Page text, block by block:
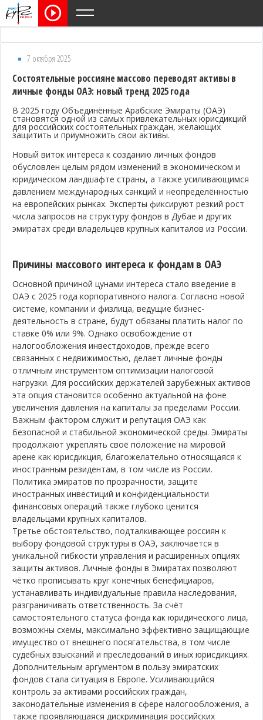
7 октября 2025
Состоятельные россияне массово переводят активы в
личные фонды ОАЭ: новый тренд 2025 года
В 2025 году Объединённые Арабские Эмираты (ОАЭ)
становятся одной из самых привлекательных юрисдикций
для российских состоятельных граждан, желающих
защитить и приумножить свои активы.
Новый виток интереса к созданию личных фондов
обусловлен целым рядом изменений в экономическом и
юридическом ландшафте страны, а также усиливающимся
давлением международных санкций и неопределённостью
на европейских рынках. Эксперты фиксируют резкий рост
числа запросов на структуру фондов в Дубае и других
эмиратах среди владельцев крупных капиталов из России.
Причины массового интереса к фондам в ОАЭ
Основной причиной цунами интереса стало введение в
ОАЭ с 2025 года корпоративного налога. Согласно новой
системе, компании и физлица, ведущие бизнес-
деятельность в стране, будут обязаны платить налог по
ставке 0% или 9%. Однако освобождение от
налогообложения инвестдоходов, прежде всего
связанных с недвижимостью, делает личные фонды
отличным инструментом оптимизации налоговой
нагрузки. Для российских держателей зарубежных активов
эта опция становится особенно актуальной на фоне
увеличения давления на капиталы за пределами России.
Важным фактором служит и репутация ОАЭ как
безопасной и стабильной экономической среды. Эмираты
продолжают укреплять своё положение на мировой
арене как юрисдикция, благожелательно относящаяся к
иностранным резидентам, в том числе из России.
Политика эмиратов по прозрачности, защите
иностранных инвестиций и конфиденциальности
финансовых операций также глубоко ценится
владельцами крупных капиталов.
Третье обстоятельство, подталкивающее россиян к
выбору фондовой структуры в ОАЭ, заключается в
уникальной гибкости управления и расширенных опциях
защиты активов. Личные фонды в Эмиратах позволяют
чётко прописывать круг конечных бенефициаров,
устанавливать индивидуальные правила наследования,
разграничивать ответственность. За счёт
самостоятельного статуса фонда как юридического лица,
возможны схемы, максимально эффективно защищающие
имущество от внешнего посягательства, в том числе
судебных взысканий и преследований в иных юрисдикциях.
Дополнительным аргументом в пользу эмиратских
фондов стала ситуация в Европе. Усиливающийся
контроль за активами российских граждан,
законодательные изменения в сфере налогообложения, а
также проявляющаяся дискриминация российских